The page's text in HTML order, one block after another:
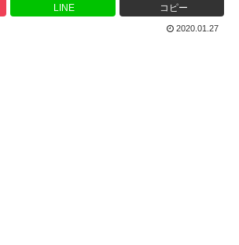
LINE コピー
2020.01.27